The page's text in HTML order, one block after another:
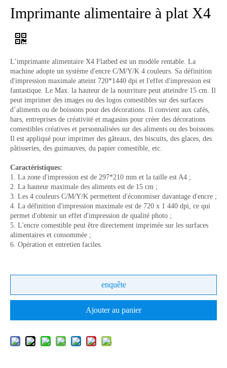
Imprimante alimentaire à plat X4
L’imprimante alimentaire X4 Flatbed est un modèle rentable. La
machine adopte un système d'encre C/M/Y/K 4 couleurs. Sa définition
d'impression maximale atteint 720*1440 dpi et l'effet d'impression est
fantastique. Le Max. la hauteur de la nourriture peut atteindre 15 cm. Il
peut imprimer des images ou des logos comestibles sur des surfaces
d’aliments ou de boissons pour des décorations. Il convient aux cafés,
bars, entreprises de créativité et magasins pour créer des décorations
comestibles créatives et personnalisées sur des aliments ou des boissons.
Il est appliqué pour imprimer des gâteaux, des biscuits, des glaces, des
pâtisseries, des guimauves, du papier comestible, etc.
Caractéristiques:
1. La zone d'impression est de 297*210 mm et la taille est A4 ;
2. La hauteur maximale des aliments est de 15 cm ;
3. Les 4 couleurs C/M/Y/K permettent d'économiser davantage d'encre ;
4. La définition d'impression maximale est de 720 x 1 440 dpi, ce qui
permet d'obtenir un effet d'impression de qualité photo ;
5. L'encre comestible peut être directement imprimée sur les surfaces
alimentaires et consommée ;
6. Opération et entretien faciles.
enquête
Ajouter au panier